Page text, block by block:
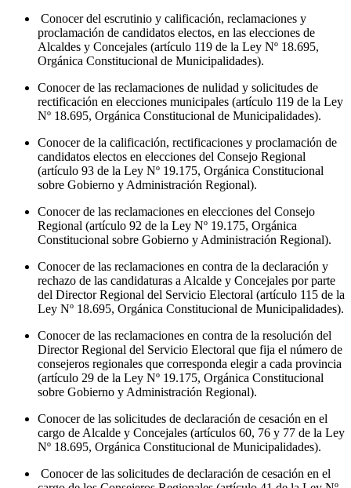
Conocer del escrutinio y calificación, reclamaciones y
proclamación de candidatos electos, en las elecciones de
Alcaldes y Concejales (artículo 119 de la Ley Nº 18.695,
Orgánica Constitucional de Municipalidades).
Conocer de las reclamaciones de nulidad y solicitudes de
rectificación en elecciones municipales (artículo 119 de la Ley
Nº 18.695, Orgánica Constitucional de Municipalidades).
Conocer de la calificación, rectificaciones y proclamación de
candidatos electos en elecciones del Consejo Regional
(artículo 93 de la Ley Nº 19.175, Orgánica Constitucional
sobre Gobierno y Administración Regional).
Conocer de las reclamaciones en elecciones del Consejo
Regional (artículo 92 de la Ley Nº 19.175, Orgánica
Constitucional sobre Gobierno y Administración Regional).
Conocer de las reclamaciones en contra de la declaración y
rechazo de las candidaturas a Alcalde y Concejales por parte
del Director Regional del Servicio Electoral (artículo 115 de la
Ley Nº 18.695, Orgánica Constitucional de Municipalidades).
Conocer de las reclamaciones en contra de la resolución del
Director Regional del Servicio Electoral que fija el número de
consejeros regionales que corresponda elegir a cada provincia
(artículo 29 de la Ley Nº 19.175, Orgánica Constitucional
sobre Gobierno y Administración Regional).
Conocer de las solicitudes de declaración de cesación en el
cargo de Alcalde y Concejales (artículos 60, 76 y 77 de la Ley
Nº 18.695, Orgánica Constitucional de Municipalidades).
Conocer de las solicitudes de declaración de cesación en el